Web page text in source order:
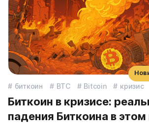
биткоин BTC Bitcoin кризис
Биткоин в кризисе:
падения Биткоина в этом